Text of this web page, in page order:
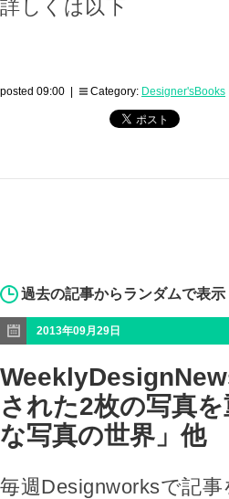
詳しくは以下
posted 09:00 | Category: Designer'sBooks
過去の記事からランダムで表示
2013年09月29日
された2枚の写真
な写真の世界」他
毎週Designworksで記